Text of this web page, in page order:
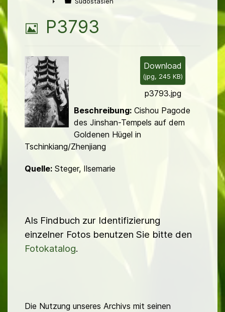
B
l
d
P3793
Download
(jpg, 245 KB)
p3793.jpg
Beschreibung:Cishou Pagode
des Jinshan-Tempels auf dem
Goldenen Hügel in
Tschinkiang/Zhenjiang
Quelle: Steger, Ilsemarie
Als Findbuch zur Identifizierung
einzelner Fotos benutzen Sie bitte den
Fotokatalog.
Die Nutzung unseres Archivs mit seinen